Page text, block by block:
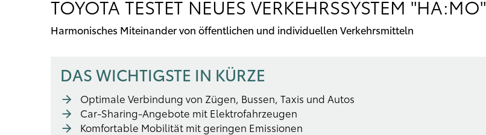
TOYOTA TESTET NEUES VERKEHRSSYSTEM "HA:MO"
Harmonisches Miteinander von öffentlichen und individuellen Verkehrsmitteln
DAS WICHTIGSTE IN KÜRZE
Optimale Verbindung von Zügen, Bussen, Taxis und Autos
Car-Sharing-Angebote mit Elektrofahrzeugen
Komfortable Mobilität mit geringen Emissionen